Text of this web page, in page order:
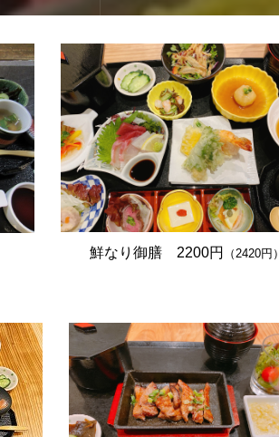
鮮なり御膳 2200円 （2420円）